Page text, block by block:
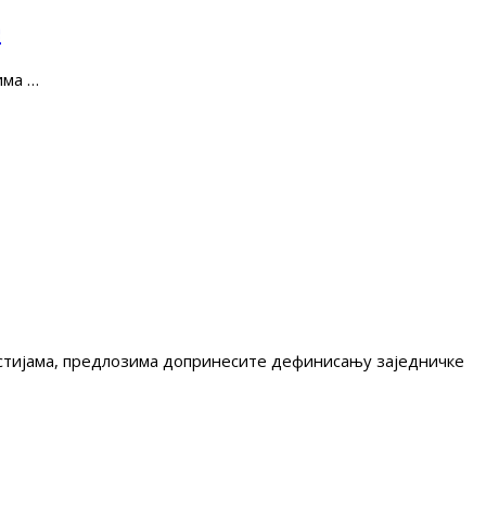
…
предлозима допринесите дефинисању заједничке